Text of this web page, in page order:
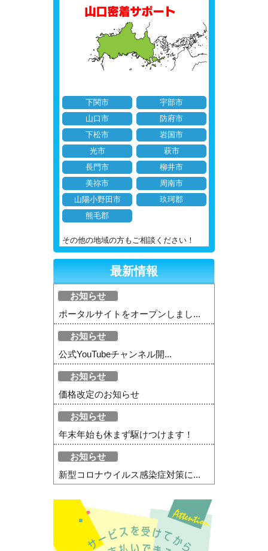
下関市
宇部市
山口市
防府市
下松市
岩国市
光市
萩市
長門市
柳井市
美祢市
周南市
山陽小野田市
玖珂郡
熊毛郡
その他の地域の方もご相談ください！
最新情報
お知らせ
ポータルサイトをオープンしまし...
お知らせ
公式YouTubeチャンネル開...
お知らせ
価格改定のお知らせ
お知らせ
年末年始も休まず駆けつけます！
お知らせ
新型コロナウイルス感染症対策に...